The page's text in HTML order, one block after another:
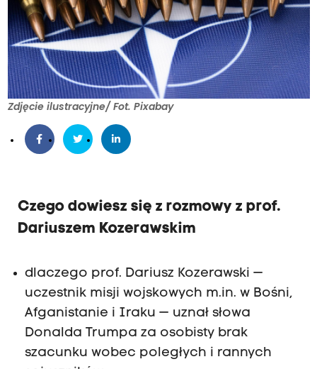
Zdjęcie ilustracyjne/ Fot. Pixabay
Czego dowiesz się z rozmowy z prof.
Dariuszem Kozerawskim
dlaczego prof. Dariusz Kozerawski —
uczestnik misji wojskowych m.in. w Bośni,
Afganistanie i Iraku — uznał słowa
Donalda Trumpa za osobisty brak
szacunku wobec poległych i rannych